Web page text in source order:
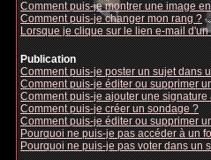
Comment puis-je montrer une image
Comment puis-je changer mon rang ?
Lorsque je clique sur le lien e-mail
Publication
Comment puis-je poster un sujet dans
Comment puis-je éditer ou supprimer
Comment puis-je ajouter une signature
Comment puis-je créer un sondage ?
Comment puis-je éditer ou supprimer
Pourquoi ne puis-je pas accéder à un
Pourquoi ne puis-je pas voter dans un